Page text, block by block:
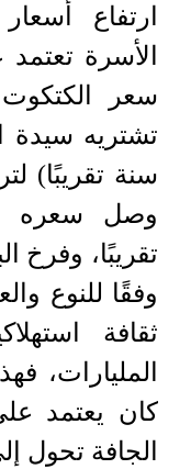
ارتفاع
الأسرة
سعر
سنة تقريبًا)
وصل سعره
تقريبًا، وفرخ
وفقًا للنوع
ثقافة
المليارات،
كان يعتمد
الجافة تحول